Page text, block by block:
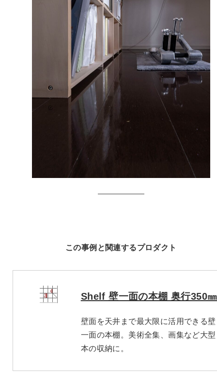
この事例と関連するプロダクト
Shelf 壁一面の本棚 奥行350㎜
壁面を天井まで最大限に活用できる壁
一面の本棚。美術全集、画集など大型
本の収納に。